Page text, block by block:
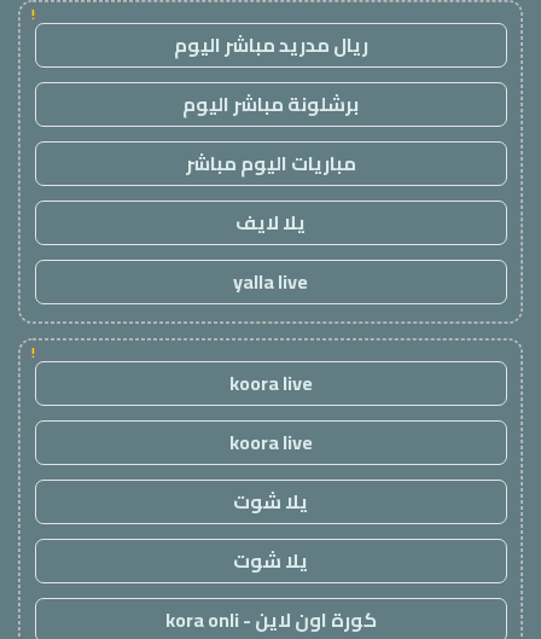
!
ريال مدريد مباشر اليوم
برشلونة مباشر اليوم
مباريات اليوم مباشر
يلا لايف
yalla live
!
koora live
koora live
يلا شوت
يلا شوت
كورة اون لاين - kora onli